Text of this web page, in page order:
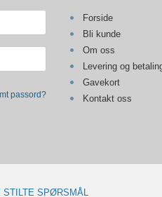
passord?
Forside
Bli kunde
Om oss
Levering og
Gavekort
Kontakt oss
STILTE SPØRSMÅL